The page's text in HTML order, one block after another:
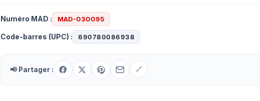
mm
600V
-
Numéro MAD : MAD-030095
Code-barres (UPC) : 690780086938
📢 Partager : 🔗